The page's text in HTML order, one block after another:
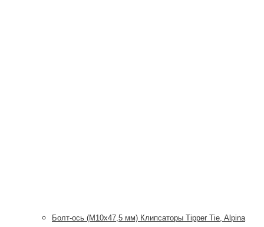
Болт-ось (М10х47,5 мм) Клипсаторы Tipper Tie, Alpina